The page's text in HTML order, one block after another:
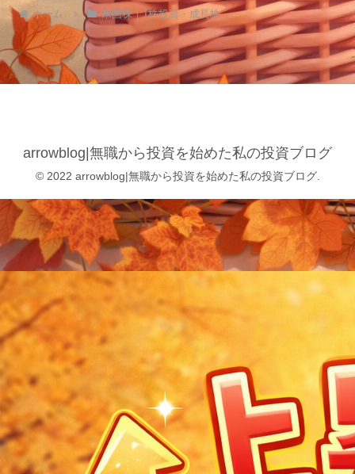
ホーム 米国株｜1株投資・成長株
arrowblog|無職から投資を始めた私の投資ブログ
© 2022 arrowblog|無職から投資を始めた私の投資ブログ.